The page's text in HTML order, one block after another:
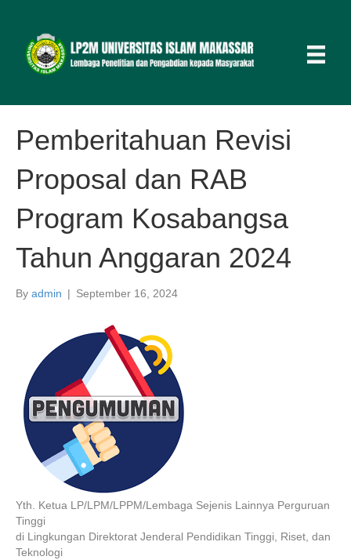
Pemberitahuan Revisi
Proposal dan RAB
Program Kosabangsa
Tahun Anggaran 2024
By admin | September 16, 2024
Yth. Ketua LP/LPM/LPPM/Lembaga Sejenis Lainnya Perguruan
Tinggi
di Lingkungan Direktorat Jenderal Pendidikan Tinggi, Riset, dan
Teknologi